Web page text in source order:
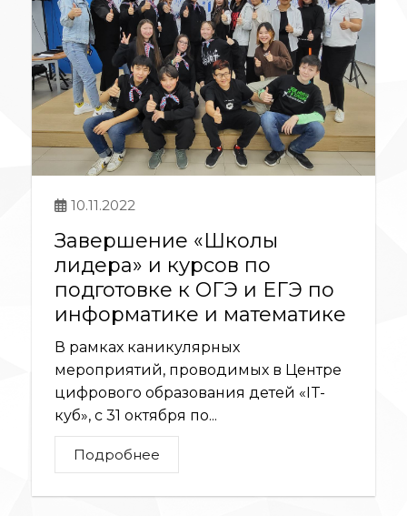
10.11.2022
Завершение «Школы
лидера» и курсов по
подготовке к ОГЭ и ЕГЭ по
информатике и математике
В рамках каникулярных
мероприятий, проводимых в Центре
цифрового образования детей «IT-
куб», с 31 октября по...
Подробнее